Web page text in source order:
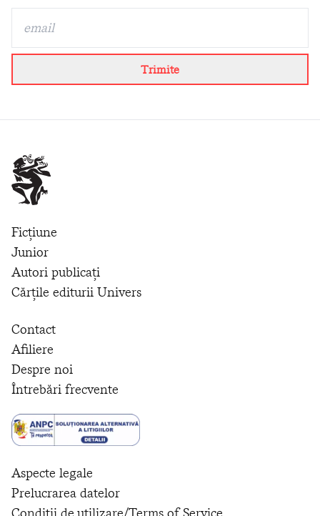
Trimite
Ficțiune
Junior
Autori publicați
Cărțile editurii Univers
Contact
Afiliere
Despre noi
Întrebări frecvente
Aspecte legale
Prelucrarea datelor